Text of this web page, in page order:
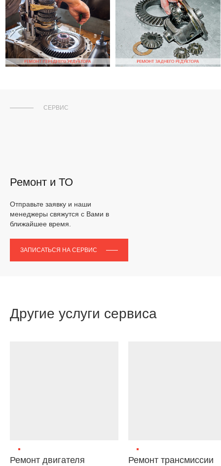
СЕРВИС
Ремонт и ТО
Отправьте заявку и наши
менеджеры свяжутся с Вами в
ближайшее время.
ЗАПИСАТЬСЯ НА СЕРВИС
Другие услуги сервиса
Ремонт двигателя Ремонт трансмиссии